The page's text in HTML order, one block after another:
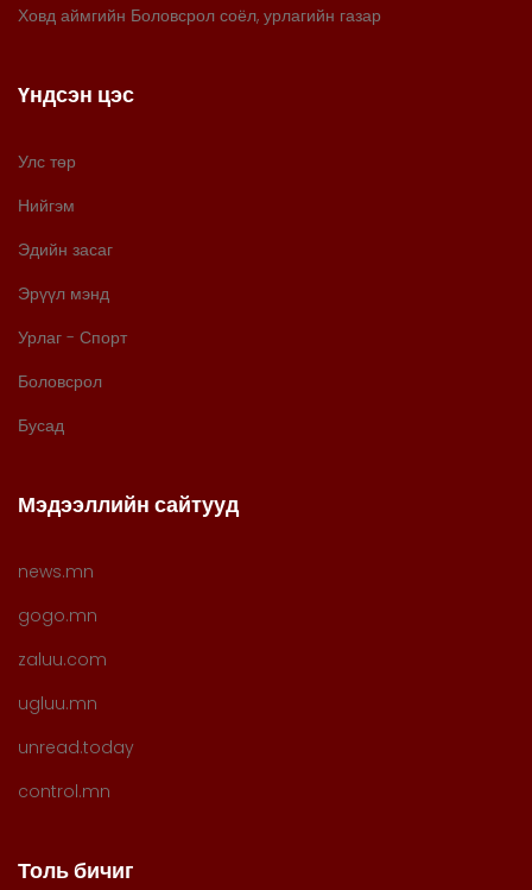
Ховд аймгийн Боловсрол соёл, урлагийн газар
Үндсэн цэс
Улс төр
Нийгэм
Эдийн засаг
Эрүүл мэнд
Урлаг - Спорт
Боловсрол
Бусад
Мэдээллийн сайтууд
news.mn
gogo.mn
zaluu.com
ugluu.mn
unread.today
control.mn
Толь бичиг